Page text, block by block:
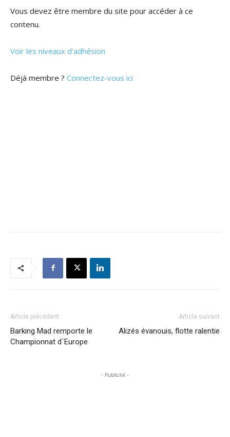
Vous devez être membre du site pour accéder à ce
contenu.
Voir les niveaux d’adhésion
Déjà membre ? Connectez-vous ici
Article précédent
Barking Mad remporte le
Championnat d´Europe
Article suivant
Alizés évanouis, flotte ralentie
- Publicité -